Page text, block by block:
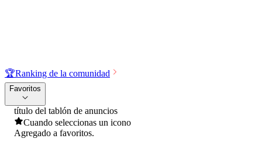
🏆Ranking de la comunidad
Favoritos
título del tablón de anuncios
Cuando seleccionas un icono
Agregado a favoritos.